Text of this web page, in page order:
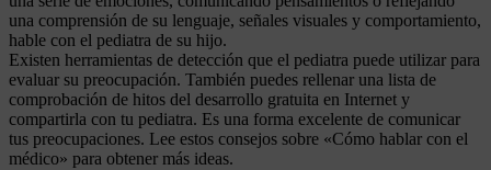
una comprensión de su lenguaje, señales visuales y comportamiento,
hable con el pediatra de su hijo.
Existen herramientas de detección que el pediatra puede utilizar para
evaluar su preocupación. También puedes rellenar una lista de
comprobación de hitos del desarrollo gratuita en Internet y
compartirla con tu pediatra. Es una forma excelente de comunicar
tus preocupaciones. Lee estos consejos sobre «Cómo hablar con el
médico» para obtener más ideas.